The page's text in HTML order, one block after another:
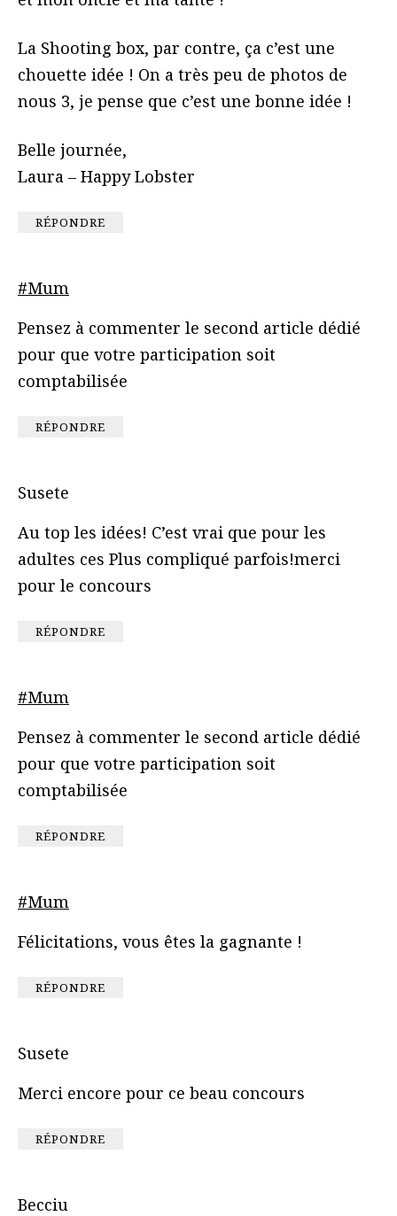
La Shooting box, par contre, ça c’est une
chouette idée ! On a très peu de photos de
nous 3, je pense que c’est une bonne idée !
Belle journée,
Laura – Happy Lobster
RÉPONDRE
#Mum
Pensez à commenter le second article dédié
pour que votre participation soit
comptabilisée
RÉPONDRE
Susete
Au top les idées! C’est vrai que pour les
adultes ces Plus compliqué parfois!merci
pour le concours
RÉPONDRE
#Mum
Pensez à commenter le second article dédié
pour que votre participation soit
comptabilisée
RÉPONDRE
#Mum
Félicitations, vous êtes la gagnante !
RÉPONDRE
Susete
Merci encore pour ce beau concours
RÉPONDRE
Becciu